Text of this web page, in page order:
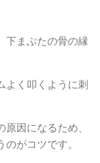
下まぶたの骨の縁
よく叩くように刺
因になるため、
がコツです。